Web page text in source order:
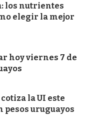
los nutrientes
elegir la mejor
hoy viernes 7 de
la UI este
pesos uruguayos